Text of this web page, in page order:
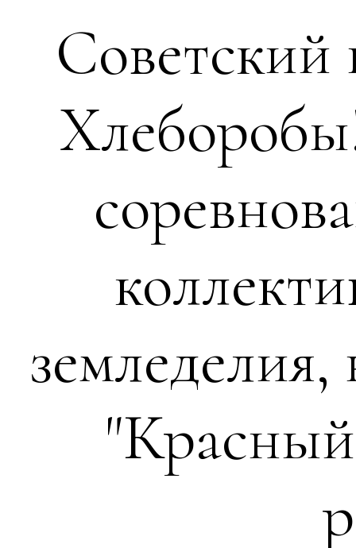
земледелия,